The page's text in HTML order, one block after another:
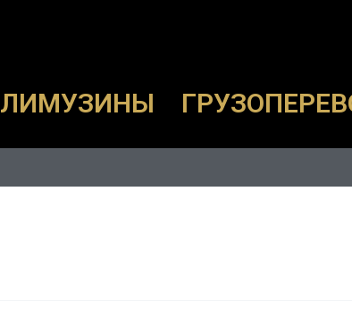
ЛИМУЗИНЫ